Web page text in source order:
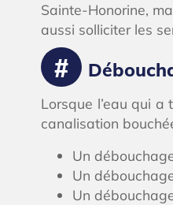
Sainte-Honorine,
aussi solliciter les
Lorsque l’eau qui
canalisation
Un
Un
Un